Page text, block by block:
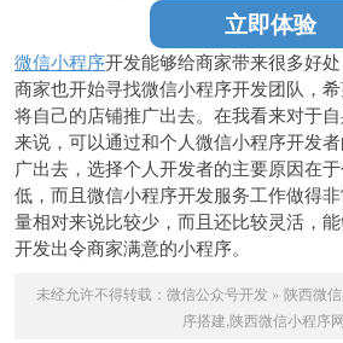
立即体验
微信小程序开发能够给商家带来很多好
商家也开始寻找微信小程序开发团队，
将自己的店铺推广出去。在我看来对于
来说，可以通过和个人微信小程序开发
广出去，选择个人开发者的主要原因在
低，而且微信小程序开发服务工作做得
量相对来说比较少，而且还比较灵活，
开发出令商家满意的小程序。
未经允许不得转载： 微信公众号开发 » 陕西微
序搭建,陕西微信小程序